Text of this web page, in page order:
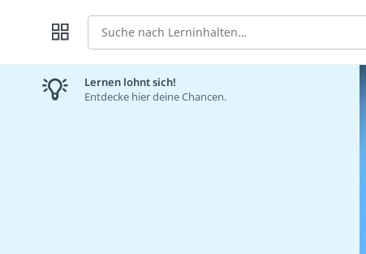
Suche
Lernen lohnt sich!
Entdecke hier deine Chancen.